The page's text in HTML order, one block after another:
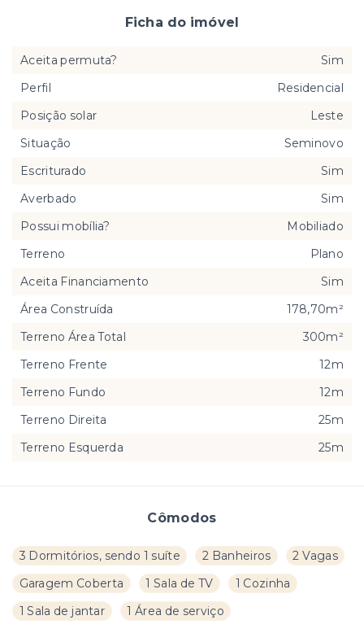
Cômodos
3 Dormitórios, sendo 1 suíte 2 Banheiros
2 Vagas
Garagem Coberta
1 Sala de TV
1 Cozinha
1 Sala de jantar
1 Área de serviço
Ficha do imóvel
Aceita permuta?
Sim
Perfil
Residencial
Posição solar
Leste
Situação
Seminovo
Escriturado
Sim
Averbado
Sim
Possui mobília?
Mobiliado
Terreno
Plano
Aceita Financiamento
Sim
Área Construída
178,70m²
Terreno Área Total
300m²
Terreno Frente
12m
Terreno Fundo
12m
Terreno Direita
25m
Terreno Esquerda
25m